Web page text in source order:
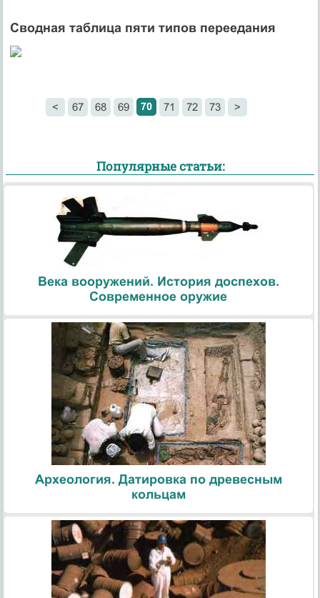
Сводная таблица пяти типов переедания
< 67 68 69 70 71 72 73 >
Популярные статьи:
Века вооружений. История доспехов.
Современное оружие
Археология. Датировка по древесным
кольцам